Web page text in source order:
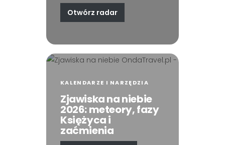
Otwórz radar
KALENDARZE I NARZĘDZIA
Zjawiska na niebie
2026: meteory, fazy
Księżyca i
zaćmienia